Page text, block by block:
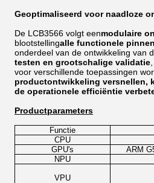
Geoptimaliseerd voor naadloze
De LCB3566 volgt eenmodulaire
blootstellingalle functionele pinnen
onderdeel van de ontwikkeling van
testen en grootschalige validatie
voor verschillende toepassingen
productontwikkeling versnellen,
de operationele efficiëntie
Productparameters
Functie
CPU
GPU's
ARM
NPU
VPU